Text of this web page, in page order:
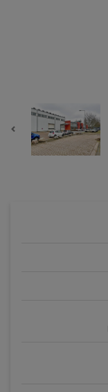
Previous